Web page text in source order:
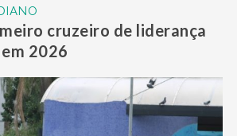
cruzeiro de liderança
2026